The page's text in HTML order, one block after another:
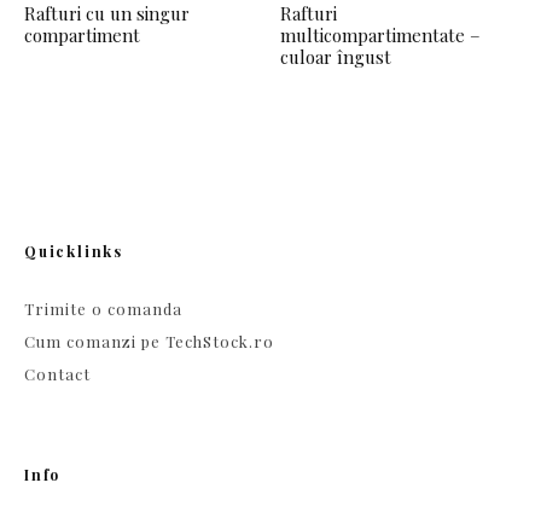
Rafturi cu un singur
compartiment
Rafturi
multicompartimentate –
culoar îngust
Quicklinks
Trimite o comanda
Cum comanzi pe TechStock.ro
Contact
Info